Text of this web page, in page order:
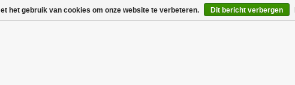
het gebruik van cookies om onze website te verbeteren. Dit bericht verbergen